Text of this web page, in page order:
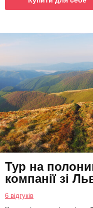
Тур на
компанії зі
6 відгуків